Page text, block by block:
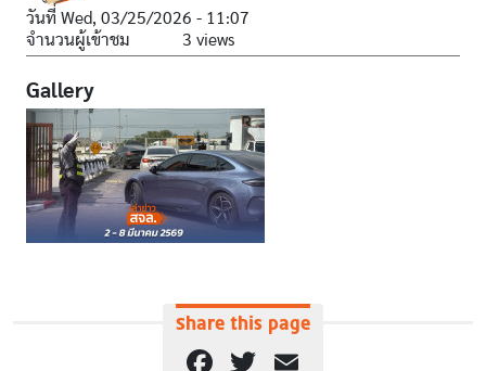
วันที่ Wed, 03/25/2026 - 11:07
จำนวนผู้เข้าชม
3 views
Gallery
Share this page
Facebook
Twitter